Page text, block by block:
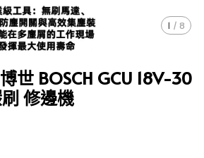
1 / 8
世 BOSCH GCU 18V-30
修邊機